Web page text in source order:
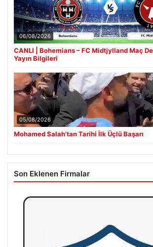
06/08/2026
CANLI | Bohemians – FC Midtjylland Maç
Yayın Bilgileri
05/08/2026
Mohamed Salah’tan Tarihi İlk Üçlü Başarı
Son Eklenen Firmalar